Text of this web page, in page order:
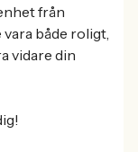
från
både roligt,
vidare din